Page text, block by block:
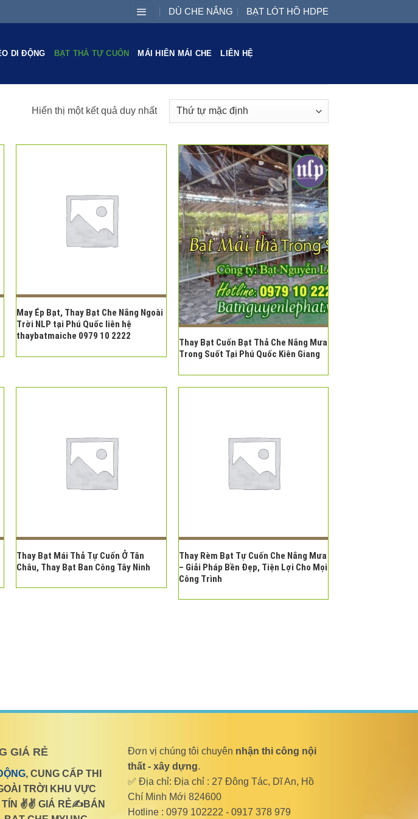
DÙ CHE NẮNG BẠT LÓT HỒ HDPE
DI ĐỘNG BẠT THẢ TỰ CUỐN MÁI HIÊN MÁI CHE LIÊN HỆ
Hiển thị một kết quả duy nhất
May Ép Bạt, Thay Bạt Che Nắng Ngoài
Trời NLP tại Phú Quốc liên hệ
thaybatmaiche 0979 10 2222
Thay Bạt Cuốn Bạt Thả Che Nắng Mưa
Trong Suốt Tại Phú Quốc Kiên Giang
Thay Bạt Mái Thả Tự Cuốn Ở Tân
Châu, Thay Bạt Ban Công Tây Ninh
Thay Rèm Bạt Tự Cuốn Che Nắng Mưa
– Giải Pháp Bền Đẹp, Tiện Lợi Cho Mọi
Công Trình
GIÁ RẺ
, CUNG CẤP THI
TRỜI KHU VỰC
TÍN ✌✌ GIÁ RẺ✍BÁN
Đơn vị chúng tôi chuyên nhận thi công nội
thất - xây dựng.
✅ Địa chỉ: Địa chỉ : 27 Đông Tác, Dĩ An, Hồ
Chí Minh Mới 824600
Hotline : 0979 102222 - 0917 378 979